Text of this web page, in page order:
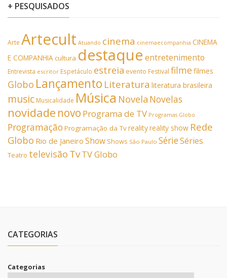
+ PESQUISADOS
Arte Artecult Atuando cinema cinemaecompanhia CINEMA
E COMPANHIAcultura destaque entretenimento
Entrevista escritor Espetáculo estreia evento Festival filmefilmes
Globo Lançamento Literatura literatura brasileira
music Musicalidade Música Novela Novelas
novidade novo Programa de TV Programas Globo
Programação Programação da Tvrealityreality show Rede
Globo Rio de Janeiro Show Shows São Paulo SérieSéries
Teatro televisão TvTV Globo
CATEGORIAS
Categorias